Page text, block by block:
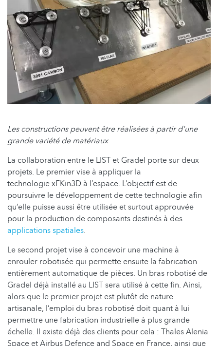
Les constructions peuvent être réalisées à partir d'une
grande variété de matériaux
La collaboration entre le LIST et Gradel porte sur deux
projets. Le premier vise à appliquer la
technologie xFKin3D à l’espace. L’objectif est de
poursuivre le développement de cette technologie afin
qu’elle puisse aussi être utilisée et surtout approuvée
pour la production de composants destinés à des
applications spatiales.
Le second projet vise à concevoir une machine à
enrouler robotisée qui permette ensuite la fabrication
entièrement automatique de pièces. Un bras robotisé de
Gradel déjà installé au LIST sera utilisé à cette fin. Ainsi,
alors que le premier projet est plutôt de nature
artisanale, l’emploi du bras robotisé doit quant à lui
permettre une fabrication industrielle à plus grande
échelle. Il existe déjà des clients pour cela : Thales Alenia
Space et Airbus Defence and Space en France, ainsi que